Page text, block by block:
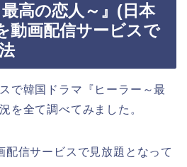
高の恋人～』(日本
動画配信サービスで
で韓国ドラマ『ヒーラー～最
を全て調べてみました。
配信サービスで見放題となって